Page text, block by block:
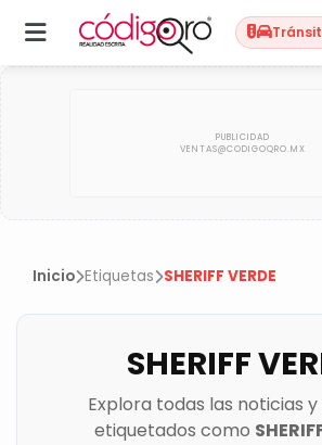
Inicio Etiquetas SHERIFF VERDE
SHERIFF
Explora todas las noticias
etiquetados como